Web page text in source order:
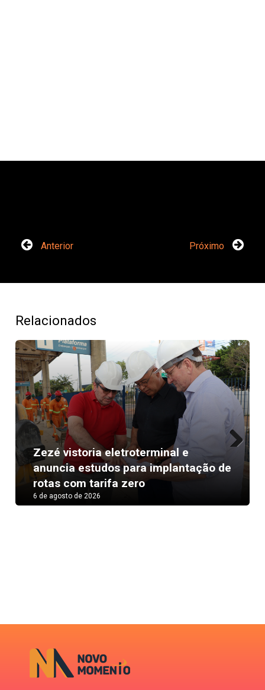
Anterior Próximo
Relacionados
Zezé vistoria eletroterminal e
anuncia estudos para implantação de
rotas com tarifa zero
6 de agosto de 2026
Next